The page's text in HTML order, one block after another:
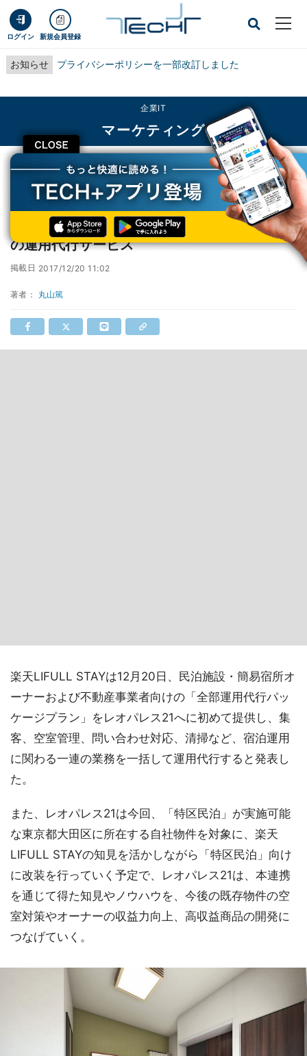
ログイン 新規会員登録
お知らせ プライバシーポリシーを一部改訂しました
CLOSE
企業IT
マーケティング
TECH+ 企業IT
マーケティング
楽天LIFULL STAY、レオパレス21に民泊物件の運用代行サービス
楽天LIFULL STAY、レオパレス21に民泊物件
の運用代行サービス
掲載日 2017/12/20 11:02
著者： 丸山篤
楽天LIFULL STAYは12月20日、民泊施設・簡易宿所オ
ーナーおよび不動産事業者向けの「全部運用代行パッ
ケージプラン」をレオパレス21へに初めて提供し、集
客、空室管理、問い合わせ対応、清掃など、宿泊運用
に関わる一連の業務を一括して運用代行すると発表し
た。
また、レオパレス21は今回、「特区民泊」が実施可能
な東京都大田区に所在する自社物件を対象に、楽天
LIFULL STAYの知見を活かしながら「特区民泊」向け
に改装を行っていく予定で、レオパレス21は、本連携
を通じて得た知見やノウハウを、今後の既存物件の空
室対策やオーナーの収益力向上、高収益商品の開発に
つなげていく。